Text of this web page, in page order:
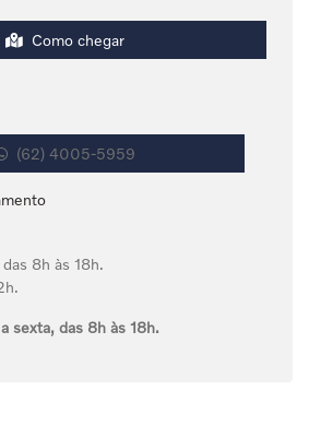
Como chegar
(62) 4005-5959
8h às 18h.
sexta, das 8h às 18h.